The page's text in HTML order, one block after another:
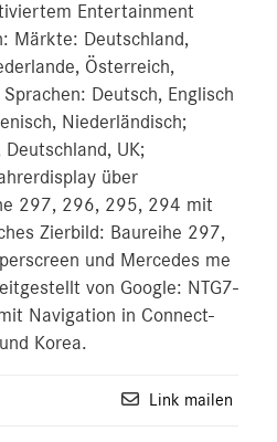
Entertainment
Märkte: Deutschland,
Österreich,
Deutsch, Englisch
Niederländisch;
UK;
über
297, 296, 295, 294 mit
Zierbild: Baureihe 297,
und Mercedes me
von Google: NTG7-
Navigation in Connect-
Korea.
Link mailen